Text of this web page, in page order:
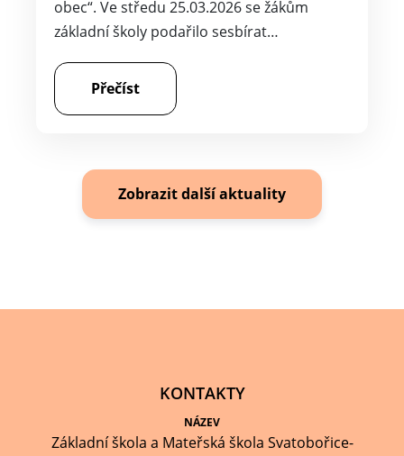
obec“. Ve středu 25.03.2026 se žákům
základní školy podařilo sesbírat…
Přečíst
Zobrazit další aktuality
KONTAKTY
NÁZEV
Základní škola a Mateřská škola Svatobořice-